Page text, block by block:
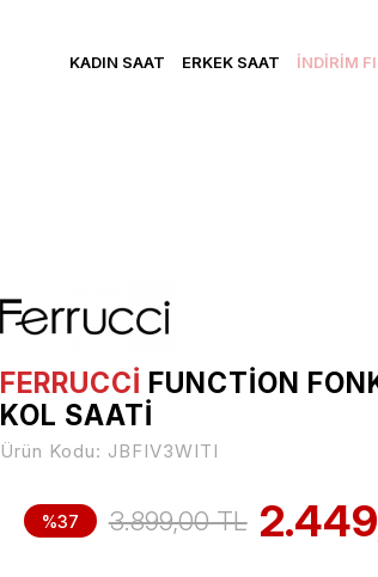
KADIN SAAT ERKEK SAAT İNDİRİM
FERRUCCİ FUNCTION
KOL SAATI
Ürün Kodu: JBFIV3WITI
%37 3.899,00 TL